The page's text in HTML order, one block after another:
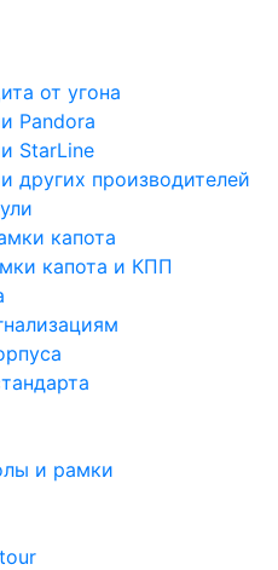
от угона
Pandora
StarLine
других производителей
капота
капота и КПП
и рамки